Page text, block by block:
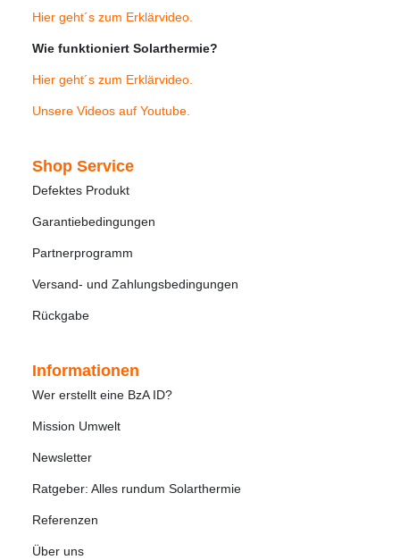
Hier geht´s zum Erklärvideo
Wie funktioniert Solarthermie?
Hier geht´s zum Erklärvideo
Unsere Videos auf Youtube
Shop Service
Defektes Produkt
Garantiebedingungen
Partnerprogramm
Versand- und Zahlungsbedingungen
Rückgabe
Informationen
Wer erstellt eine BzA ID?
Mission Umwelt
Newsletter
Ratgeber: Alles rundum Solarthermie
Referenzen
Über uns